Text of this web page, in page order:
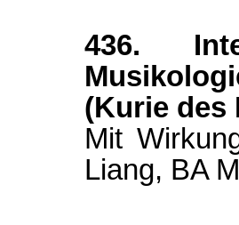
436.
(Kurie des
Mit
Liang, BA